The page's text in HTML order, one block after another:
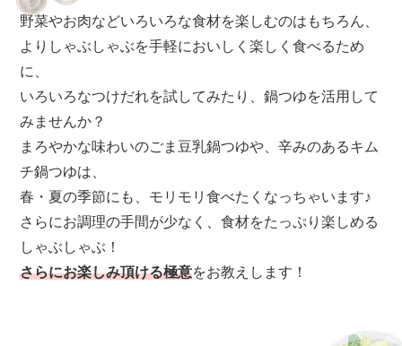
お酢ドリンク
つゆ たれ
スープ 中華
ブランド・スペシャルサイト
ブランド・スペシャルサイト トップ
商品ブランドサイト
Fibee（ファイビー）
くらしプラ酢
カンタン酢
お酢ドリンク
味ぽん
ぽん酢
国内事業概要
ミツカングループについて
企業理念
ミツカンを知る
環境への取り組み
採用情報
野菜やお肉などいろいろな食材を楽しむのはもちろん、
よりしゃぶしゃぶを手軽においしく楽しく食べるため
に、
いろいろなつけだれを試してみたり、鍋つゆを活用して
みませんか？
まろやかな味わいのごま豆乳鍋つゆや、辛みのあるキム
チ鍋つゆは、
春・夏の季節にも、モリモリ食べたくなっちゃいます♪
さらにお調理の手間が少なく、食材をたっぷり楽しめる
しゃぶしゃぶ！
さらにお楽しみ頂ける極意をお教えします！